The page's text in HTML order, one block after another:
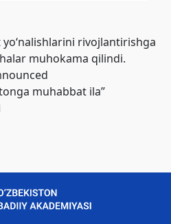
yo‘nalishlarini rivojlantirishga
muhokama qilindi.
muhabbat ila”